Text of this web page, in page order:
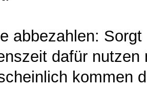
abbezahlen:
dafür
kommen